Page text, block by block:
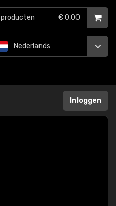
Nederlands
producten € 0,00
Inloggen